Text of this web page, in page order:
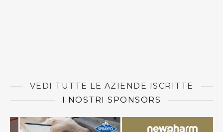
VEDI TUTTE LE AZIENDE ISCRITTE
I NOSTRI SPONSORS